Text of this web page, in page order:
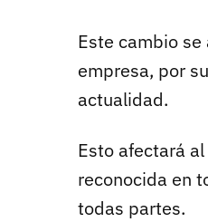
Este cambio
empresa, por
actualidad.
Esto afectará al
reconocida en
todas partes.